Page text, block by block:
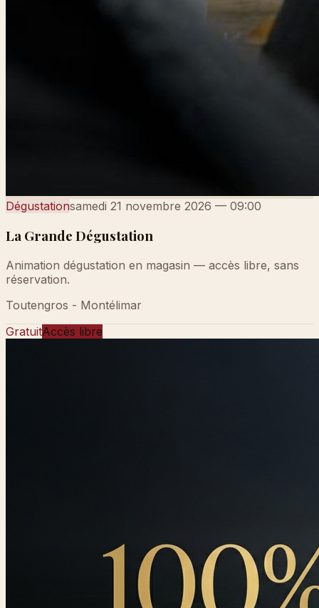
Dégustationsamedi 21 novembre 2026 — 09:00
La Grande Dégustation
Animation dégustation en magasin — accès libre, sans
réservation.
Toutengros - Montélimar
GratuitAccès libre